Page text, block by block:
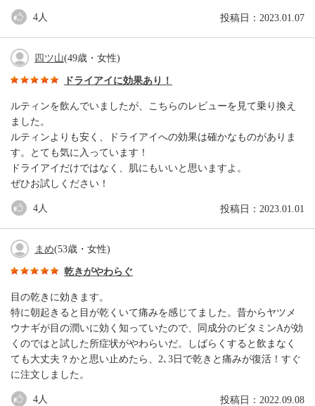
投稿日：2023.01.07
4人
四ツ山(49歳・女性)
ドライアイに効果あり！
ルティンを飲んでいましたが、こちらのレビューを見て乗り換え
ました。
ルティンよりも安く、ドライアイへの効果は確かなものがありま
す。とても気に入っています！
ドライアイだけではなく、肌にもいいと思いますよ。
ぜひお試しください！
投稿日：2023.01.01
4人
まめ(53歳・女性)
乾きがやわらぐ
目の乾きに効きます。
特に朝起きると目が乾くいて痛みを感じてました。昔からヤツメ
ウナギが目の潤いに効く知っていたので、同成分のビタミンAが効
くのではと試した所症状がやわらいだ。しばらくすると飲まなく
ても大丈夫？かと思い止めたら、2､3日で乾きと痛みが復活！すぐ
に注文しました。
投稿日：2022.09.08
4人